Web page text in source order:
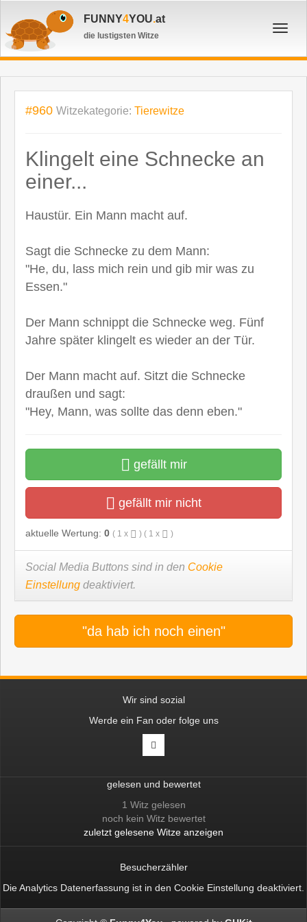
FUNNY4YOU.at
die lustigsten Witze
#960 Witzekategorie: Tierewitze
Klingelt eine Schnecke an
einer...
Haustür. Ein Mann macht auf.
Sagt die Schnecke zu dem Mann:
"He, du, lass mich rein und gib mir was zu
Essen."
Der Mann schnippt die Schnecke weg. Fünf
Jahre später klingelt es wieder an der Tür.
Der Mann macht auf. Sitzt die Schnecke
draußen und sagt:
"Hey, Mann, was sollte das denn eben."
gefällt mir
gefällt mir nicht
aktuelle Wertung: 0 ( 1 x ) ( 1 x )
Social Media Buttons sind in den Cookie
Einstellung deaktiviert.
"da hab ich noch einen"
Wir sind sozial
Werde ein Fan oder folge uns
gelesen und bewertet
1 Witz gelesen
noch kein Witz bewertet
zuletzt gelesene Witze anzeigen
Besucherzähler
Die Analytics Datenerfassung ist in den Cookie Einstellung deaktiviert.